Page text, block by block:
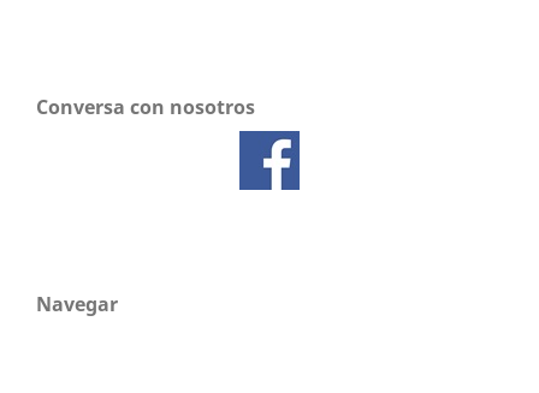
Conversa con nosotros
Navegar